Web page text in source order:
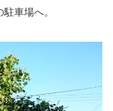
車場へ。